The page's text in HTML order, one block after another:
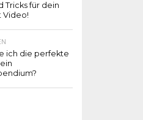
Tricks für dein
Video!
ich die perfekte